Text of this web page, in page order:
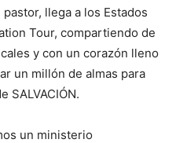
llega a los Estados
Tour, compartiendo de
y con un corazón lleno
un millón de almas para
SALVACIÓN.
un ministerio